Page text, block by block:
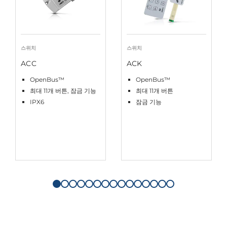
스위치
ACC
OpenBus™
최대 11개 버튼, 잠금 기능
IPX6
스위치
ACK
OpenBus™
최대 11개 버튼
잠금 기능